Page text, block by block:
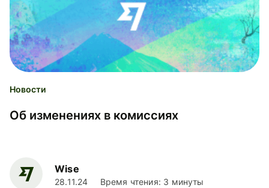
Новости
Об изменениях в комиссиях
Wise
28.11.24 Время чтения: 3 минуты